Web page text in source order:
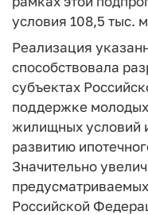
условия 108,5 тыс.
Реализация
способствовала
субъектах
поддержке
жилищных условий
развитию
Значительно
Российской